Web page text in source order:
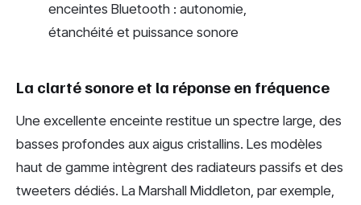
enceintes Bluetooth : autonomie,
étanchéité et puissance sonore
La clarté sonore et la réponse en fréquence
Une excellente enceinte restitue un spectre large, des
basses profondes aux aigus cristallins. Les modèles
haut de gamme intègrent des radiateurs passifs et des
tweeters dédiés. La Marshall Middleton, par exemple,